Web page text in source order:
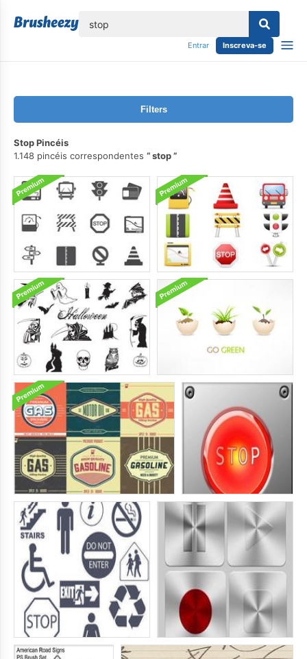
Entrar Inscreva-se
Filters
Stop Pincéis
1.148 pincéis correspondentes
stop